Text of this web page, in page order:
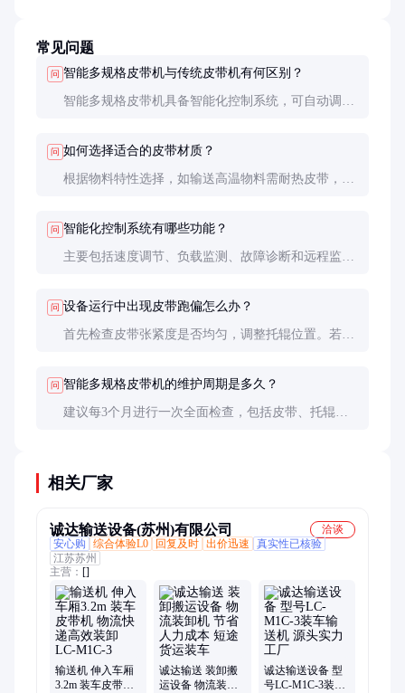
常见问题
问 智能多规格皮带机与传统皮带机有何区别？
智能多规格皮带机具备智能化控制系统，可自动调节
问 如何选择适合的皮带材质？
根据物料特性选择，如输送高温物料需耐热皮带，腐
问 智能化控制系统有哪些功能？
主要包括速度调节、负载监测、故障诊断和远程监控
问 设备运行中出现皮带跑偏怎么办？
首先检查皮带张紧度是否均匀，调整托辊位置。若问
问 智能多规格皮带机的维护周期是多久？
建议每3个月进行一次全面检查，包括皮带、托辊、
相关厂家
诚达输送设备(苏州)有限公司
洽谈
安心购
综合体验L0 回复及时 出价迅速
真实性已核验
江苏苏州
主营： []
输送机 伸入车厢
3.2m 装车皮带机
诚达输送 装卸搬
运设备 物流装卸
诚达输送设备 型
号LC-M1C-3装车